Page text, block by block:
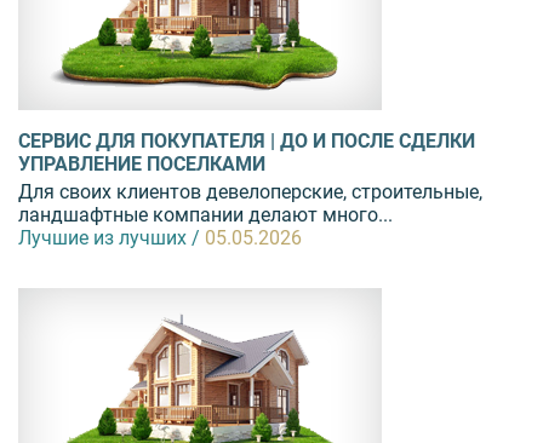
СЕРВИС ДЛЯ ПОКУПАТЕЛЯ | ДО И ПОСЛЕ СДЕЛКИ
УПРАВЛЕНИЕ ПОСЕЛКАМИ
Для своих клиентов девелоперские, строительные,
ландшафтные компании делают много...
Лучшие из лучших / 05.05.2026